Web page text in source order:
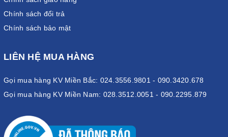
ưa chuộng sự trẻ trung, năng động và tươi sáng. Có thể chọn
năng động, cá tính.
Lựa chọn tủ phụ giám đốc dựa trên
Chính sách đổi trả
Chính sách bảo mật
LIÊN HỆ MUA HÀNG
Gọi mua hàng KV Miền Bắc: 024.3556.9801 - 090.3420.678
Gọi mua hàng KV Miền Nam: 028.3512.0051 - 090.2295.879